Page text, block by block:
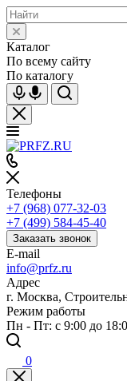
Каталог
По всему сайту
По каталогу
Телефоны
+7 (968) 077-32-03
+7 (499) 584-45-40
Заказать звонок
E-mail
info@prfz.ru
Адрес
г. Москва,
Режим работы
Пн - Пт: с 9:00 до
0